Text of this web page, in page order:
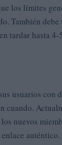
los límites
También debe
tardar hasta 4-
usuarios con
cuando.
nuevos
auténtico.